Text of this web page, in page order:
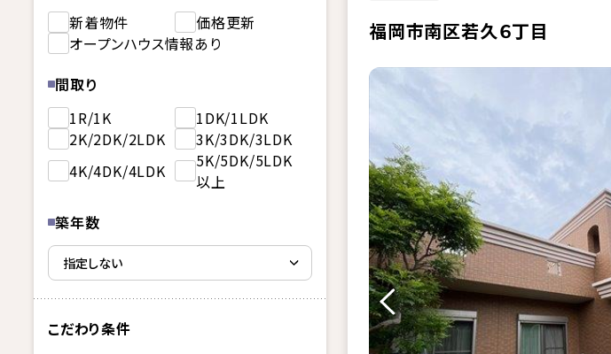
新着物件
価格更新
オープンハウス情報あり
間取り
1R/1K
1DK/1LDK
2K/2DK/2LDK
3K/3DK/3LDK
4K/4DK/4LDK
5K/5DK/5LDK
以上
築年数
こだわり条件
福岡市南区若久６丁目